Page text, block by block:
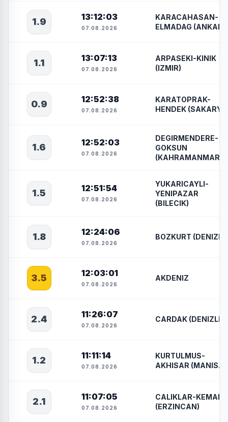
1.9 13:12:03
07.08.2026
KARACAHASAN-
ELMADAG
1.1 13:07:13
07.08.2026
ARPASEKI-KINIK
(IZMIR)
0.9 12:52:38
07.08.2026
KARATOPRAK-
HENDEK
1.6 12:52:03
07.08.2026
DEGIRMENDERE-
GOKSUN
1.5 12:51:54
07.08.2026
YUKARICAYLI-
YENIPAZAR
(BILECIK)
1.8 12:24:06
07.08.2026
BOZKURT (DENIZLI)
3.5 12:03:01
07.08.2026
AKDENIZ
2.4 11:26:07
07.08.2026
CARDAK (DENIZLI)
1.2 11:11:14
07.08.2026
KURTULMUS-
AKHISAR (MANISA)
2.1 11:07:05
07.08.2026
CALIKLAR-KEMAH
(ERZINCAN)